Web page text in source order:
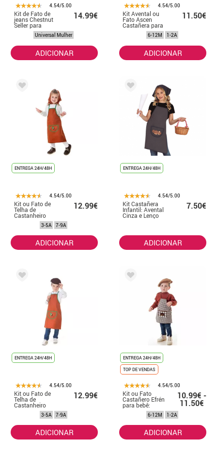
4.54/5.00
Kit de Fato de
jeans Chestnut
Seller para
mulheres: avental
e cachecol
14.99€
Universal Mulher
ADICIONAR
4.54/5.00
Kit Avental ou
Fato Ascen
Castañera para
11.50€
6-12M 1-2A
ADICIONAR
ENTREGA 24H/48H
4.54/5.00
Kit ou Fato de
Telha de
Castanheiro
Folhas Verdes
para menina
12.99€
3-5A 7-9A
ADICIONAR
ENTREGA 24H/48H
4.54/5.00
Kit Castañera
Infantil: Avental
Cinza e Lenço
7.50€
ADICIONAR
ENTREGA 24H/48H
4.54/5.00
Kit ou Fato de
Telha de
Castanheiro
Folhas Verdes
para criança
12.99€
3-5A 7-9A
ADICIONAR
ENTREGA 24H/48H
TOP DE VENDAS
4.54/5.00
Kit ou Fato
Castañero Efrén
para bebê:
Avental e Boina
10.99€ -
11.50€
6-12M 1-2A
ADICIONAR